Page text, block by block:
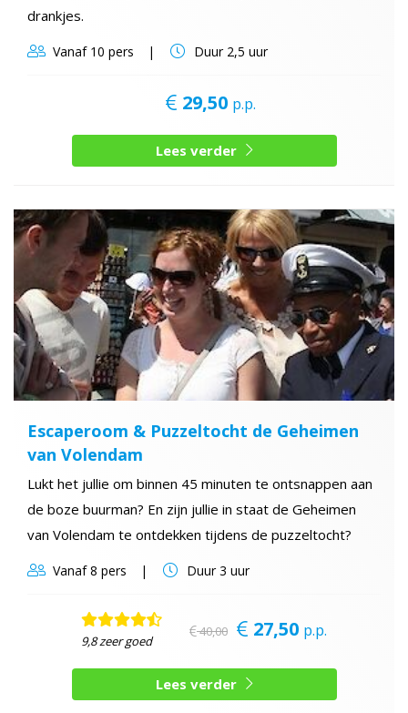
drankjes.
Vanaf10 pers Duur2,5 uur
29,50 p.p.
Lees verder
Escaperoom & Puzzeltocht de Geheimen
van Volendam
Lukt het jullie om binnen 45 minuten te ontsnappen aan
de boze buurman? En zijn jullie in staat de Geheimen
van Volendam te ontdekken tijdens de puzzeltocht?
Vanaf8 pers Duur3 uur
9,8 zeer goed
40,00 27,50 p.p.
Lees verder